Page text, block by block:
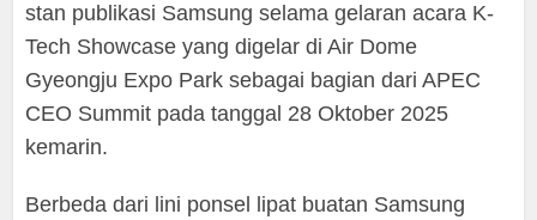
stan publikasi Samsung selama gelaran acara K-
Tech Showcase yang digelar di Air Dome
Gyeongju Expo Park sebagai bagian dari APEC
CEO Summit pada tanggal 28 Oktober 2025
kemarin.
Berbeda dari lini ponsel lipat buatan Samsung